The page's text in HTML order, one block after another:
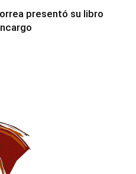
presentó su libro